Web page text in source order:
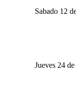
Sabado 12
Jueves 24